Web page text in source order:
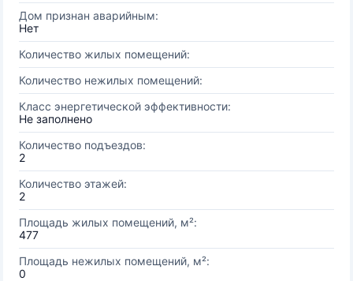
Дом признан аварийным:
Нет
Количество жилых помещений:
Количество нежилых помещений:
Класс энергетической эффективности:
Не заполнено
Количество подъездов:
2
Количество этажей:
2
Площадь жилых помещений, м²:
477
Площадь нежилых помещений, м²:
0